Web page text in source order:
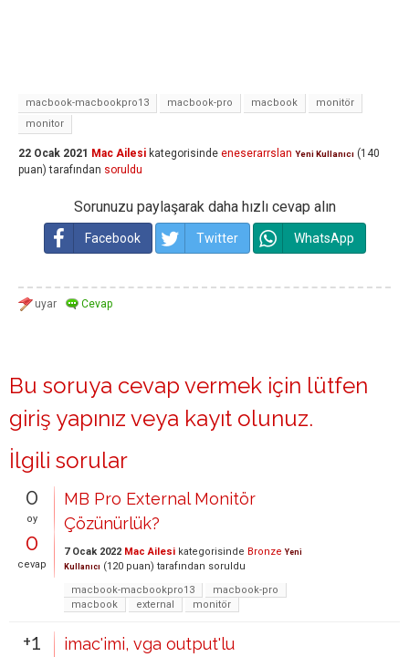
macbook-macbookpro13 macbook-pro macbook
monitör
monitor
22 Ocak 2021 Mac Ailesi kategorisinde eneserarrslan Yeni Kullanıcı (140
puan) tarafından soruldu
Sorunuzu paylaşarak daha hızlı cevap alın
Facebook Twitter WhatsApp
Bu soruya cevap vermek için lütfen
giriş yapınız veya kayıt olunuz.
İlgili sorular
0
oy
0
cevap
MB Pro External Monitör
Çözünürlük?
7 Ocak 2022 Mac Ailesi kategorisinde Bronze Yeni
Kullanıcı (120 puan) tarafından soruldu
macbook-macbookpro13
macbook-pro
macbook
external monitör
+1
imac'imi, vga output'lu